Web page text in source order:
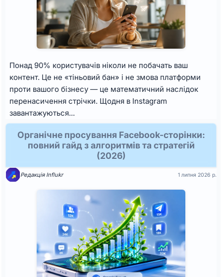
Понад 90% користувачів ніколи не побачать ваш
контент. Це не «тіньовий бан» і не змова платформи
проти вашого бізнесу — це математичний наслідок
перенасичення стрічки. Щодня в Instagram
завантажуються...
Органічне просування Facebook-сторінки:
повний гайд з алгоритмів та стратегій
(2026)
Редакція Influkr 1 липня 2026 р.